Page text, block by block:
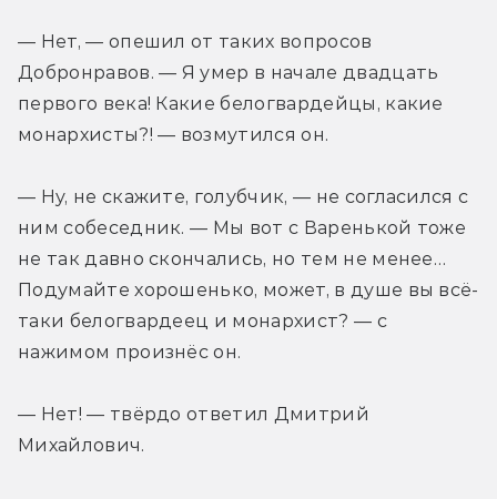
— Нет, — опешил от таких вопросов
Добронравов. — Я умер в начале двадцать
первого века! Какие белогвардейцы, какие
монархисты?! — возмутился он.
— Ну, не скажите, голубчик, — не согласился с
ним собеседник. — Мы вот с Варенькой тоже
не так давно скончались, но тем не менее…
Подумайте хорошенько, может, в душе вы всё-
таки белогвардеец и монархист? — с
нажимом произнёс он.
— Нет! — твёрдо ответил Дмитрий
Михайлович.